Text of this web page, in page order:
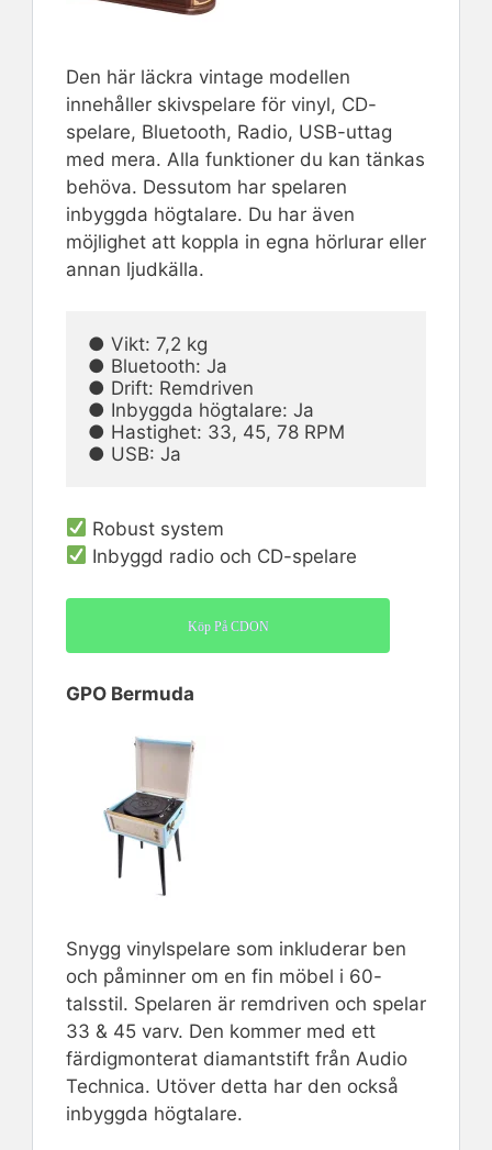
Den här läckra vintage modellen
innehåller skivspelare för vinyl, CD-
spelare, Bluetooth, Radio, USB-uttag
med mera. Alla funktioner du kan tänkas
behöva. Dessutom har spelaren
inbyggda högtalare. Du har även
möjlighet att koppla in egna hörlurar eller
annan ljudkälla.
● Vikt: 7,2 kg
● Bluetooth: Ja
● Drift: Remdriven
● Inbyggda högtalare: Ja
● Hastighet: 33, 45, 78 RPM
● USB: Ja
Robust system
Inbyggd radio och CD-spelare
Köp På CDON
GPO Bermuda
Snygg vinylspelare som inkluderar ben
och påminner om en fin möbel i 60-
talsstil. Spelaren är remdriven och spelar
33 & 45 varv. Den kommer med ett
färdigmonterat diamantstift från Audio
Technica. Utöver detta har den också
inbyggda högtalare.